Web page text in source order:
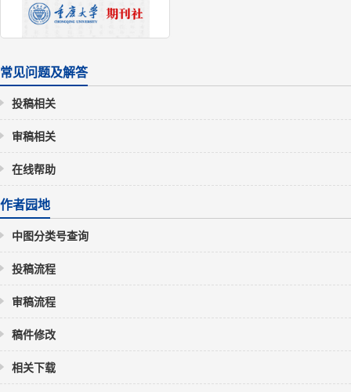
常见问题及解答
投稿相关
审稿相关
在线帮助
作者园地
中图分类号查询
投稿流程
审稿流程
稿件修改
相关下载